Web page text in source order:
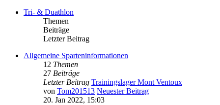
Tri- & Duathlon
Themen
Beiträge
Letzter Beitrag
Allgemeine Sparteninformationen
12 Themen
27 Beiträge
Letzter Beitrag Trainingslager Mont Ventoux
von Tom201513 Neuester Beitrag
20. Jan 2022, 15:03